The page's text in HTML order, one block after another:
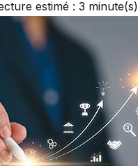
estimé : 3 minute(s)